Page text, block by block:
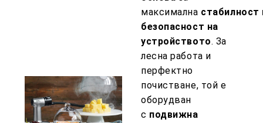
максимална стабилност
безопасност на
устройството. За
лесна работа и
перфектно
почистване, той е
оборудван
с подвижна